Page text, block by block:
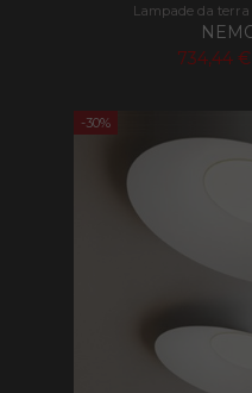
Lampade da terra
734,44 €
-30%